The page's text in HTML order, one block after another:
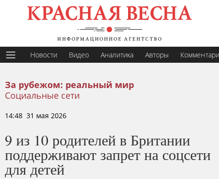
Новости Видео Аналитика Авторы
За рубежом: реальный мир
Социальные сети
14:48 31 мая 2026
9 из 10 родителей в Британии
поддерживают запрет на соцсети
для детей